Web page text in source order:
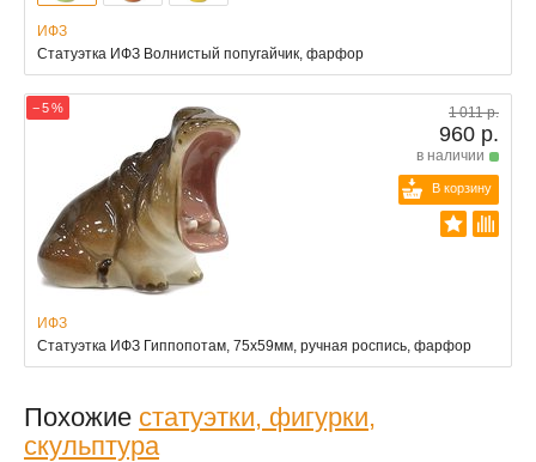
ИФЗ
Статуэтка ИФЗ Волнистый попугайчик, фарфор
− 5 % 1 011 р.
960 р.
в наличии
В корзину
ИФЗ
Статуэтка ИФЗ Гиппопотам, 75x59мм, ручная роспись, фарфор
Похожие статуэтки, фигурки,
скульптура